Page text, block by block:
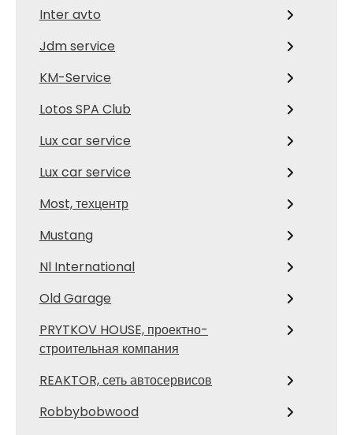
Inter avto
Jdm service
KM-Service
Lotos SPA Club
Lux car service
Lux car service
Most, техцентр
Mustang
Nl International
Old Garage
PRYTKOV HOUSE, проектно-
строительная компания
REAKTOR, сеть автосервисов
Robbybobwood